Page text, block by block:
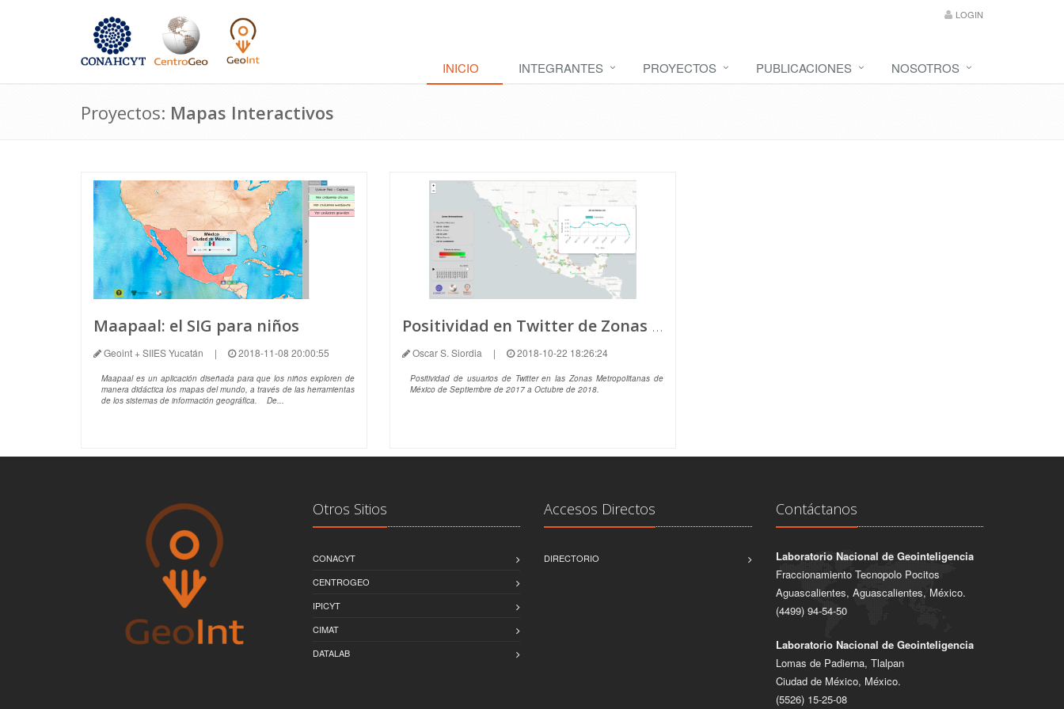
LOGIN
INICIO INTEGRANTES PROYECTOS PUBLICACIONES NOSOTROS
Proyectos: Mapas Interactivos
Maapaal: el SIG para niños
Geoint + SIIES Yucatán | 2018-11-08 20:00:55
Maapaal es un aplicación diseñada para que los niños exploren de
manera didáctica los mapas del mundo, a través de las herramientas
de los sistemas de información geográfica. De...
Positividad en Twitter de Zonas Metropolitanas (ZM) en México
Oscar S. Siordia | 2018-10-22 18:26:24
Positividad de usuarios de Twitter en las Zonas Metropolitanas de
México de Septiembre de 2017 a Octubre de 2018.
Otros Sitios
CONACYT
CENTROGEO
IPICYT
CIMAT
DATALAB
Accesos Directos
DIRECTORIO
Contáctanos
Laboratorio Nacional de Geointeligencia
Fraccionamiento Tecnopolo Pocitos
Aguascalientes, Aguascalientes, México.
(4499) 94-54-50
Laboratorio Nacional de Geointeligencia
Lomas de Padierna, Tlalpan
Ciudad de México, México.
(5526) 15-25-08